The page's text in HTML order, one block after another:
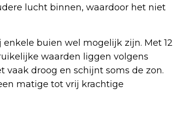
lucht binnen, waardoor het niet
buien wel mogelijk zijn. Met 12
waarden liggen volgens
vaak droog en schijnt soms de zon.
matige tot vrij krachtige